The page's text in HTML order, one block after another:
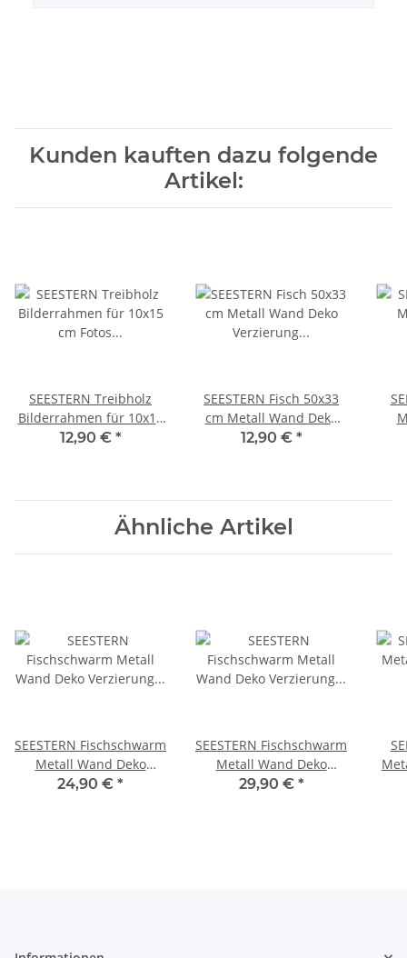
Kunden kauften dazu folgende
Artikel:
SEESTERN Treibholz
Bilderrahmen für 10x15
cm Fotos Wanddeko
12,90 € *
SEESTERN Fisch 50x33
cm Metall Wand Deko
Verzierung Hänge Wand
12,90 € *
Ähnliche Artikel
SEESTERN Fischschwarm
Metall Wand Deko
Verzierung Hänge Wand
24,90 € *
SEESTERN Fischschwarm
Metall Wand Deko
Verzierung Hänge Wand
29,90 € *